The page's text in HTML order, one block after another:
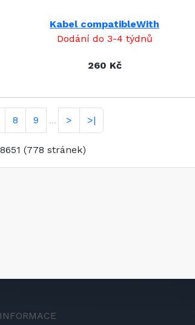
Kabel compatibleWith
Dodání do 3-4 týdnů
260 Kč
8 9 ... > >|
(778 stránek)
INFORMACE